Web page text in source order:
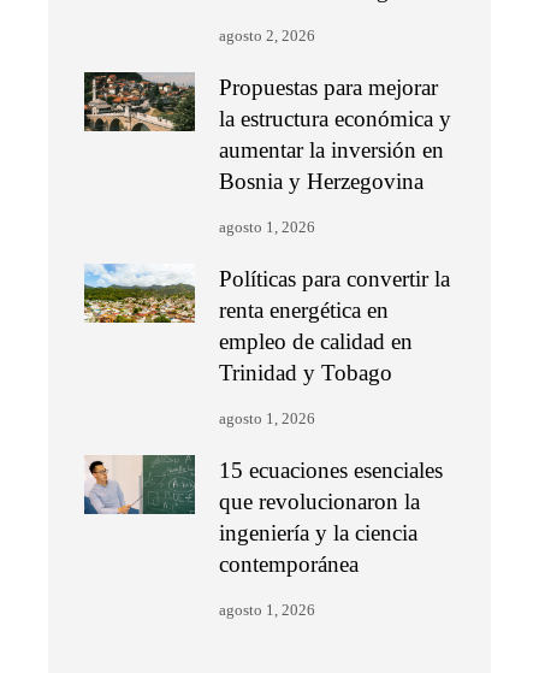
agosto 2, 2026
Propuestas para mejorar
la estructura económica y
aumentar la inversión en
Bosnia y Herzegovina
agosto 1, 2026
Políticas para convertir la
renta energética en
empleo de calidad en
Trinidad y Tobago
agosto 1, 2026
15 ecuaciones esenciales
que revolucionaron la
ingeniería y la ciencia
contemporánea
agosto 1, 2026